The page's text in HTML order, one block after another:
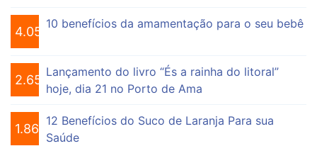
4.056
10 benefícios da amamentação para o seu bebê
2.652
Lançamento do livro “És a rainha do litoral”
hoje, dia 21 no Porto de Ama
1.864
12 Benefícios do Suco de Laranja Para sua
Saúde